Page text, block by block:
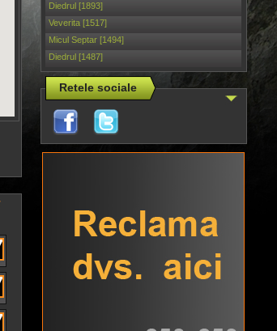
Diedrul [1893]
Veverita [1517]
Micul Septar [1494]
Diedrul [1487]
Retele sociale